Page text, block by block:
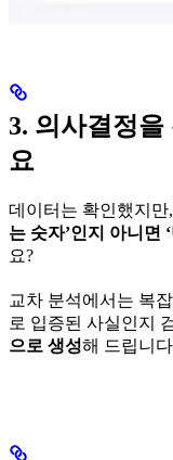
3. 의사결정을
요
데이터는 확인했지
는 숫자’인지 아니면
요?
교차 분석에서는 복
로 입증된 사실인지
으로 생성해 드립니